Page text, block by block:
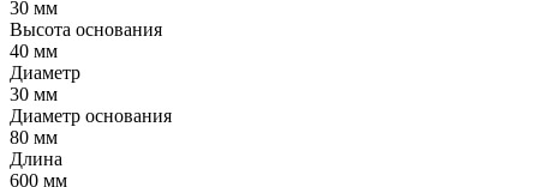
30 мм
Высота основания
40 мм
Диаметр
30 мм
Диаметр основания
80 мм
Длина
600 мм